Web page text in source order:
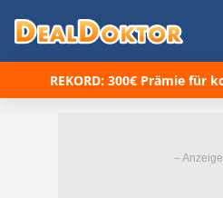
REKORD: 300€ Prämie für